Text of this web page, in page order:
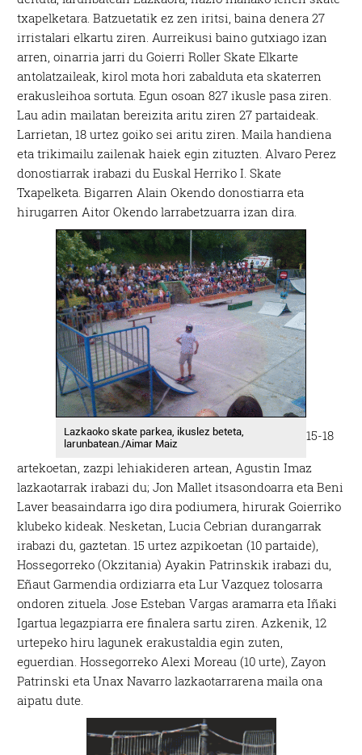
txapelketara. Batzuetatik ez zen iritsi, baina denera 27
irristalari elkartu ziren. Aurreikusi baino gutxiago izan
arren, oinarria jarri du Goierri Roller Skate Elkarte
antolatzaileak, kirol mota hori zabalduta eta skaterren
erakusleihoa sortuta. Egun osoan 827 ikusle pasa ziren.
Lau adin mailatan bereizita aritu ziren 27 partaideak.
Larrietan, 18 urtez goiko sei aritu ziren. Maila handiena
eta trikimailu zailenak haiek egin zituzten. Alvaro Perez
donostiarrak irabazi du Euskal Herriko I. Skate
Txapelketa. Bigarren Alain Okendo donostiarra eta
hirugarren Aitor Okendo larrabetzuarra izan dira.
Lazkaoko skate parkea, ikuslez beteta,
larunbatean./Aimar Maiz
15-18
artekoetan, zazpi lehiakideren artean, Agustin Imaz
lazkaotarrak irabazi du; Jon Mallet itsasondoarra eta Beni
Laver beasaindarra igo dira podiumera, hirurak Goierriko
klubeko kideak. Nesketan, Lucia Cebrian durangarrak
irabazi du, gaztetan. 15 urtez azpikoetan (10 partaide),
Hossegorreko (Okzitania) Ayakin Patrinskik irabazi du,
Eñaut Garmendia ordiziarra eta Lur Vazquez tolosarra
ondoren zituela. Jose Esteban Vargas aramarra eta Iñaki
Igartua legazpiarra ere finalera sartu ziren. Azkenik, 12
urtepeko hiru lagunek erakustaldia egin zuten,
eguerdian. Hossegorreko Alexi Moreau (10 urte), Zayon
Patrinski eta Unax Navarro lazkaotarrarena maila ona
aipatu dute.